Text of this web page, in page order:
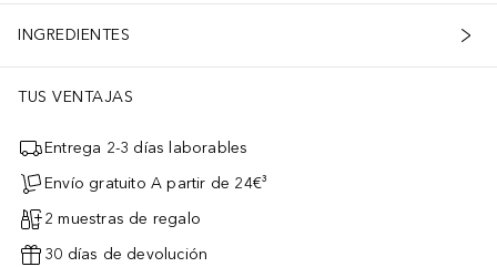
INGREDIENTES
TUS VENTAJAS
Entrega 2-3 días laborables
Envío gratuito A partir de 24€³
2 muestras de regalo
30 días de devolución